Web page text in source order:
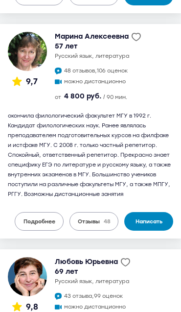
9,7
Марина Алексеевна
57 лет
русский язык, литература
48 отзывов,106 оценок
можно дистанционно
от 4 800 руб. / 90 мин.
окончила филологический факультет МГУ в 1992 г.
Кандидат филологических наук. Ранее являлась
преподавателем подготовительных курсов на филфаке
и истфаке МГУ. С 2008 г. только частный репетитор.
Спокойный, ответственный репетитор. Прекрасно знает
специфику ЕГЭ по литературе и русскому языку, а также
внутренних экзаменов в МГУ. Большинство учеников
поступили на различные факультеты МГУ, а также МПГУ,
РГГУ. Возможны дистанционные занятия
Подробнее Отзывы 48 Написать
9,8
Любовь Юрьевна
69 лет
русский язык, литература
43 отзыва,99 оценок
можно дистанционно